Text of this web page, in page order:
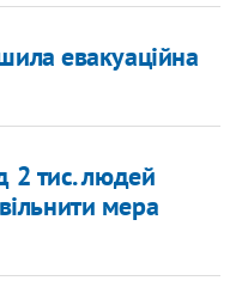
евакуаційна
2 тис. людей
мера